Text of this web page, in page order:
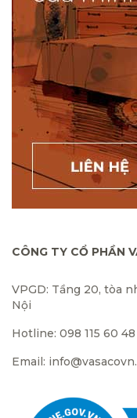
CÔNG TY CỔ PHẦN
VPGD: Tầng 20, tòa
Nội
Hotline: 098 115 60 48
Email: